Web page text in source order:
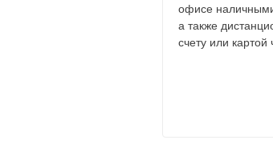
офисе наличными
а также
счету или картой